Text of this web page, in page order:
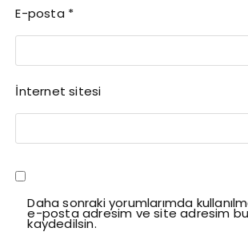
E-posta *
İnternet sitesi
Daha sonraki yorumlarımda
e-posta adresim ve site adresim bu
kaydedilsin.